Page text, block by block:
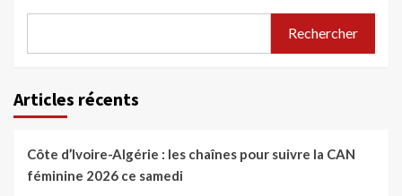
Rechercher
Articles récents
Côte d’Ivoire-Algérie : les chaînes pour suivre la CAN
féminine 2026 ce samedi